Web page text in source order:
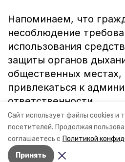
Сайт использует файлы cookies и
посетителей. Продолжая
соглашаетесь с Политикой
Принять
Напоминаем, что
несоблюдение
использования
защиты органов
общественных местах,
привлекаться к
ответственности.
Информация:
Авторы: Ольга Винницкая